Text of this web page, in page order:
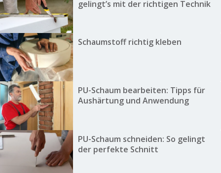
gelingt’s mit der richtigen Technik
Schaumstoff richtig kleben
PU-Schaum bearbeiten: Tipps für
Aushärtung und Anwendung
PU-Schaum schneiden: So gelingt
der perfekte Schnitt